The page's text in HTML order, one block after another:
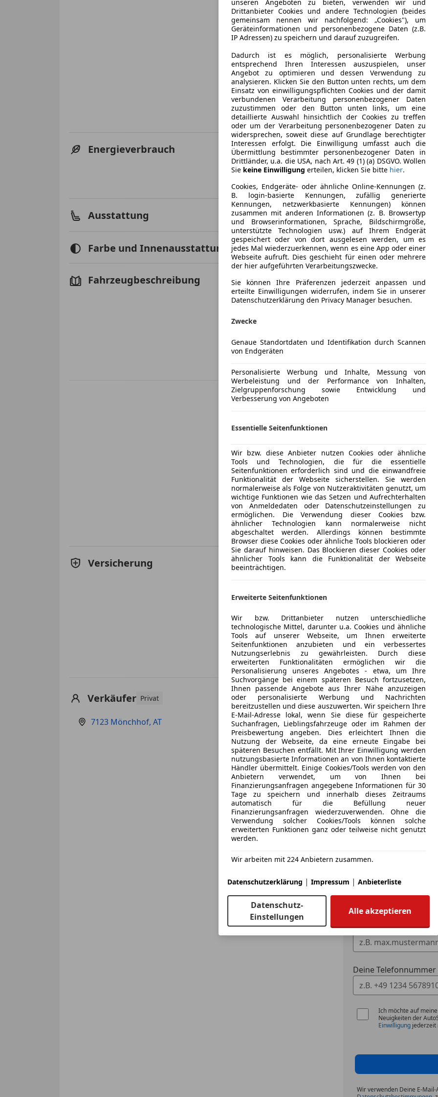
Energieverbrauch Kraftstoff
Autogas
Kraftstoffverbrauch
8,90l/100
CO₂-Emissionen
214 g/km
Ausstattung Komfort
Armlehne
Elektrische
Elektrische
Getönte
Sicherheit
ABS
ESP
Kopfairbag
Mehr anzeigen
Farbe und Innenausstattung Lackierung Andere
Fahrzeugbeschreibung
Gasanlage Prins eingetragen (ab 100.000 km ca,
Tank Reserveradmulde), Verdeck funktioniert
Windschutzscheibe (gehört erneuert), zZt kein
(Kurbelwellensensor zu tauschen). Motor +
Getriebeöl wechsel vor 50 t km, hatte nie ein
Dellen, ein Querkratzer auf Motorhaube.
Versicherung Kfz-Versicherung
Versicherungsschutz an Ihre Bedürfnisse
Auto einfach online versichern & Rabatt holen
Jetzt berechnen
Verkäufer Privat
7123 Mönchhof, AT
Anbieter
Deine Nachricht
3 ähnliche
Ich erlaube
Dein Name
Deine E-Mail
Deine
Ich möchte auf
Neuigkeiten der
Einwilligung jederzeit
Wir verwenden Deine E-
unseren Angeboten zu bieten, verwenden wir und
Drittanbieter Cookies und andere Technologien (beides
gemeinsam nennen wir nachfolgend: „Cookies"), um
Geräteinformationen und personenbezogene Daten (z.B.
IP Adressen) zu speichern und darauf zuzugreifen.
Dadurch ist es möglich, personalisierte Werbung
entsprechend Ihren Interessen auszuspielen, unser
Angebot zu optimieren und dessen Verwendung zu
analysieren. Klicken Sie den Button unten rechts, um dem
Einsatz von einwilligungspflichten Cookies und der damit
verbundenen Verarbeitung personenbezogener Daten
zuzustimmen oder den Button unten links, um eine
detaillierte Auswahl hinsichtlich der Cookies zu treffen
oder um der Verarbeitung personenbezogener Daten zu
widersprechen, soweit diese auf Grundlage berechtigter
Interessen erfolgt. Die Einwilligung umfasst auch die
Übermittlung bestimmter personenbezogener Daten in
Drittländer, u.a. die USA, nach Art. 49 (1) (a) DSGVO. Wollen
Sie keine Einwilligung erteilen, klicken Sie bitte hier.
Cookies, Endgeräte- oder ähnliche Online-Kennungen (z.
B. login-basierte Kennungen, zufällig generierte
Kennungen, netzwerkbasierte Kennungen) können
zusammen mit anderen Informationen (z. B. Browsertyp
und Browserinformationen, Sprache, Bildschirmgröße,
unterstützte Technologien usw.) auf Ihrem Endgerät
gespeichert oder von dort ausgelesen werden, um es
jedes Mal wiederzuerkennen, wenn es eine App oder einer
Webseite aufruft. Dies geschieht für einen oder mehrere
der hier aufgeführten Verarbeitungszwecke.
Sie können Ihre Präferenzen jederzeit anpassen und
erteilte Einwilligungen widerrufen, indem Sie in unserer
Datenschutzerklärung den Privacy Manager besuchen.
Zwecke
Genaue Standortdaten und Identifikation durch Scannen
von Endgeräten
Personalisierte Werbung und Inhalte, Messung von
Werbeleistung und der Performance von Inhalten,
Zielgruppenforschung sowie Entwicklung und
Verbesserung von Angeboten
Essentielle Seitenfunktionen
Wir bzw. diese Anbieter nutzen Cookies oder ähnliche
Tools und Technologien, die für die essentielle
Seitenfunktionen erforderlich sind und die einwandfreie
Funktionalität der Webseite sicherstellen. Sie werden
normalerweise als Folge von Nutzeraktivitäten genutzt, um
wichtige Funktionen wie das Setzen und Aufrechterhalten
von Anmeldedaten oder Datenschutzeinstellungen zu
ermöglichen. Die Verwendung dieser Cookies bzw.
ähnlicher Technologien kann normalerweise nicht
abgeschaltet werden. Allerdings können bestimmte
Browser diese Cookies oder ähnliche Tools blockieren oder
Sie darauf hinweisen. Das Blockieren dieser Cookies oder
ähnlicher Tools kann die Funktionalität der Webseite
beeinträchtigen.
Erweiterte Seitenfunktionen
Wir bzw. Drittanbieter nutzen unterschiedliche
technologische Mittel, darunter u.a. Cookies und ähnliche
Tools auf unserer Webseite, um Ihnen erweiterte
Seitenfunktionen anzubieten und ein verbessertes
Nutzungserlebnis zu gewährleisten. Durch diese
erweiterten Funktionalitäten ermöglichen wir die
Personalisierung unseres Angebotes - etwa, um Ihre
Suchvorgänge bei einem späteren Besuch fortzusetzen,
Ihnen passende Angebote aus Ihrer Nähe anzuzeigen
oder personalisierte Werbung und Nachrichten
bereitzustellen und diese auszuwerten. Wir speichern Ihre
E-Mail-Adresse lokal, wenn Sie diese für gespeicherte
Suchanfragen, Lieblingsfahrzeuge oder im Rahmen der
Preisbewertung angeben. Dies erleichtert Ihnen die
Nutzung der Webseite, da eine erneute Eingabe bei
späteren Besuchen entfällt. Mit Ihrer Einwilligung werden
nutzungsbasierte Informationen an von Ihnen kontaktierte
Händler übermittelt. Einige Cookies/Tools werden von den
Anbietern verwendet, um von Ihnen bei
Finanzierungsanfragen angegebene Informationen für 30
Tage zu speichern und innerhalb dieses Zeitraums
automatisch für die Befüllung neuer
Finanzierungsanfragen wiederzuverwenden. Ohne die
Verwendung solcher Cookies/Tools können solche
erweiterten Funktionen ganz oder teilweise nicht genutzt
werden.
Wir arbeiten mit 224 Anbietern zusammen.
Datenschutzerklärung | Impressum | Anbieterliste
Datenschutz-
Einstellungen
Alle akzeptieren